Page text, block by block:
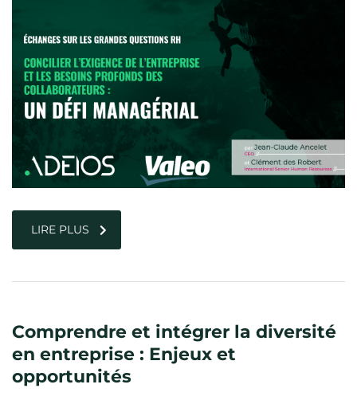
LIRE PLUS
Comprendre et intégrer la diversité
en entreprise : Enjeux et
opportunités